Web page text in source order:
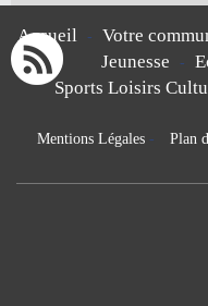
Accueil - Votre
Jeunesse -
Sports Loisirs
Mentions Légales- Plan